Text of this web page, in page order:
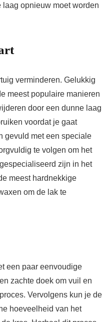
opnieuw moet worden
verminderen. Gelukkig
meest populaire manieren
door een dunne laag
voordat je gaat
gevuld met een speciale
te volgen om het
zijn in het
meest hardnekkige
om de lak te
een paar eenvoudige
zachte doek om vuil en
Vervolgens kun je de
hoeveelheid van het